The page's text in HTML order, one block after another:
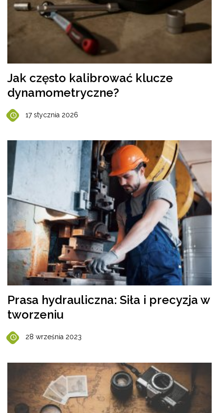
Jak często kalibrować klucze
dynamometryczne?
17 stycznia 2026
Prasa hydrauliczna: Siła i precyzja w
tworzeniu
28 września 2023